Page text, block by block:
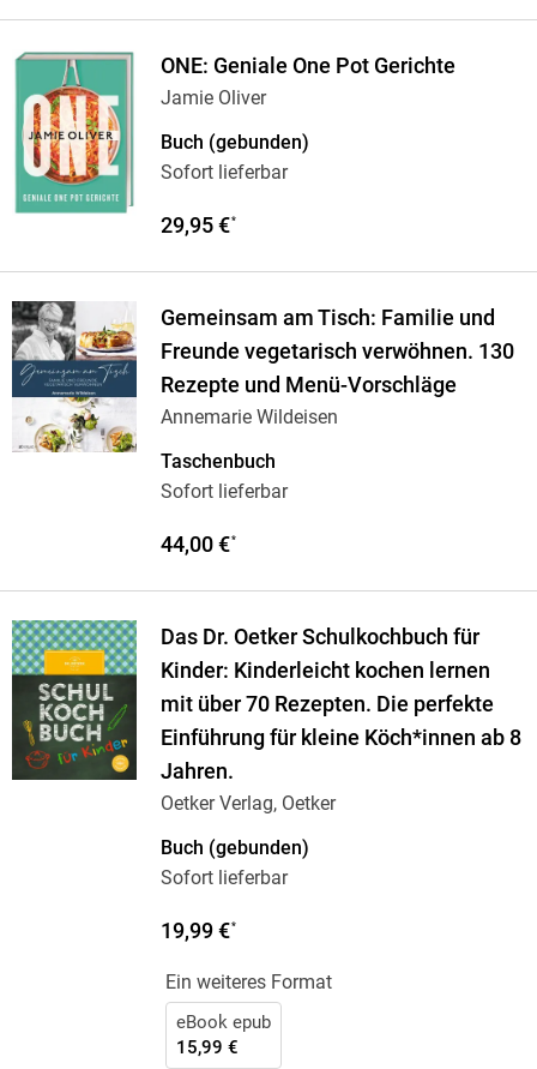
ONE: Geniale One Pot Gerichte
Jamie Oliver
Buch (gebunden)
Sofort lieferbar
29,95 €*
Gemeinsam am Tisch: Familie und
Freunde vegetarisch verwöhnen. 130
Rezepte und Menü-Vorschläge
Annemarie Wildeisen
Taschenbuch
Sofort lieferbar
44,00 €*
Das Dr. Oetker Schulkochbuch für
Kinder: Kinderleicht kochen lernen
mit über 70 Rezepten. Die perfekte
Einführung für kleine Köch*innen ab 8
Jahren.
Oetker Verlag, Oetker
Buch (gebunden)
Sofort lieferbar
19,99 €*
Ein weiteres Format
eBook epub
15,99 €